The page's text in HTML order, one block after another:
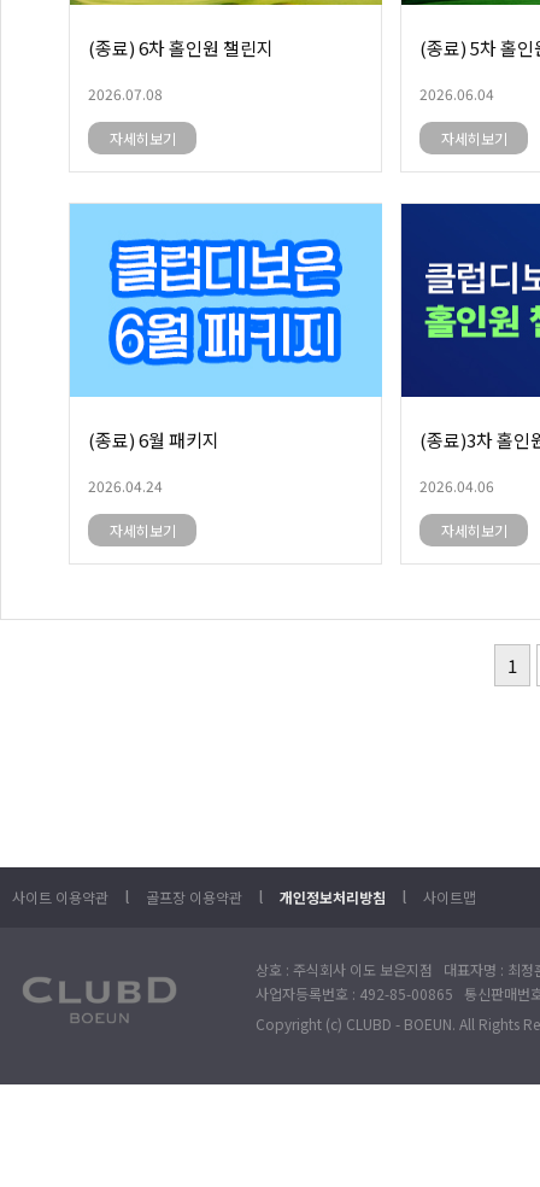
(종료) 6차 홀인원 챌린지
2026.07.08
자세히보기
(종료) 5차 홀인
2026.06.04
자세히보기
(종료) 6월 패키지
2026.04.24
자세히보기
(종료)3차 홀인
2026.04.06
자세히보기
1
사이트 이용약관 l 골프장 이용약관 l 개인정보처리방침 l 사이트맵
상호 : 주식회사 이도 보은지점 대표자명 : 최
사업자등록번호 : 492-85-00865 통신판매
Copyright (c) CLUBD - BOEUN. All Rights